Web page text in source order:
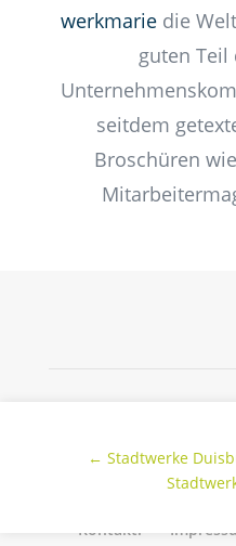
werkmarie die
guten
seitdem
Broschüren
← Stadtwerke
Kontakt.